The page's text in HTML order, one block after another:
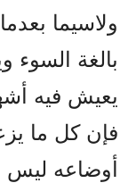
ولاسيما
بالغة السوء
يعيش فيه
فإن كل ما
أوضاعه ليس